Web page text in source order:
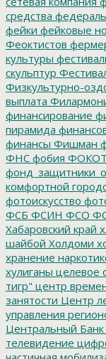
средства
фейки фейковые
Феоктистов
культуры
скульптур
Физкультурно-
выплата
финансирование
пирамида
финансы Фишман
ФНС фобия ФОКОТ
комфортной
фотоискусство
ФСБ ФСИН ФСО
Хабаровский край
шайбой Холдоми
хранение
хулиганы целевое
тигр" центр
занятости Центр
управления
Центральный Банк
телевидение